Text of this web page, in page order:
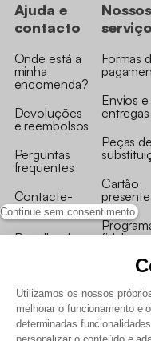
Continue sem consentimento
Utilizamos os nossos
melhorar o funcionamento e
determinadas
Ajuda e
contacto
Onde está a
minha
encomenda?
Devoluções
e reembolsos
Perguntas
frequentes
Contacte-
nos
Recolha de
Nossos
Formas
Envios e
entregas
Peças de
Cartão
presente